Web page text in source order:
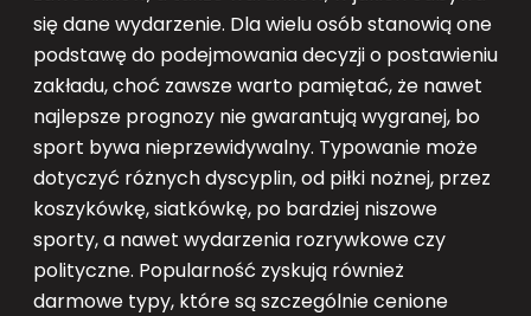
się dane wydarzenie. Dla wielu osób stanowią one
podstawę do podejmowania decyzji o postawieniu
zakładu, choć zawsze warto pamiętać, że nawet
najlepsze prognozy nie gwarantują wygranej, bo
sport bywa nieprzewidywalny. Typowanie może
dotyczyć różnych dyscyplin, od piłki nożnej, przez
koszykówkę, siatkówkę, po bardziej niszowe
sporty, a nawet wydarzenia rozrywkowe czy
polityczne. Popularność zyskują również
darmowe typy, które są szczególnie cenione